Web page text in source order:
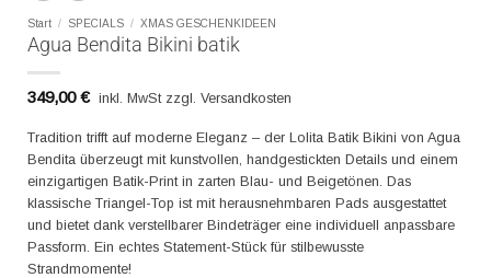
Start / SPECIALS / XMAS GESCHENKIDEEN
Agua Bendita Bikini batik
349,00€ inkl. MwSt zzgl. Versandkosten
Tradition trifft auf moderne Eleganz – der Lolita Batik Bikini von Agua
Bendita überzeugt mit kunstvollen, handgestickten Details und einem
einzigartigen Batik-Print in zarten Blau- und Beigetönen. Das
klassische Triangel-Top ist mit herausnehmbaren Pads ausgestattet
und bietet dank verstellbarer Bindeträger eine individuell anpassbare
Passform. Ein echtes Statement-Stück für stilbewusste
Strandmomente!